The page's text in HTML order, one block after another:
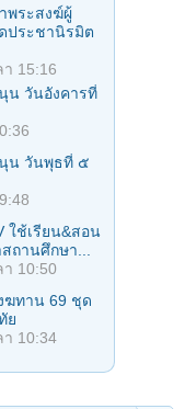
พระสงฆ์ผู้
ประชานิรมิต
า 15:16
น วันอังคารที่
นุน วันพุธที่ ๕
ใช้เรียน&สอน
ถานศึกษา...
า 10:50
ฆทาน 69 ชุด
ย
า 10:34